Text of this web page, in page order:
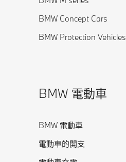
BMW Concept Cars
BMW Protection Vehicles
BMW 電動車
BMW 電動車
電動車的開支